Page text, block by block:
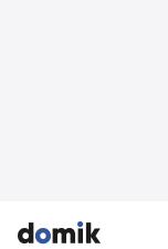


